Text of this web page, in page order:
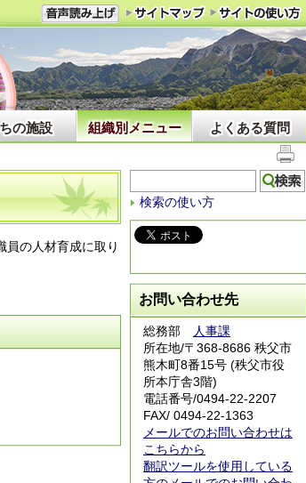
の施設 組織別メニュー よくある質問
員の人材育成に取り
検索の使い方
お問い合わせ先
総務部
人事課
所在地/〒368-8686 秩父市
熊木町8番15号 (秩父市役
所本庁舎3階)
電話番号/0494-22-2207
FAX/ 0494-22-1363
メールでのお問い合わせは
こちらから
翻訳ツールを使用している